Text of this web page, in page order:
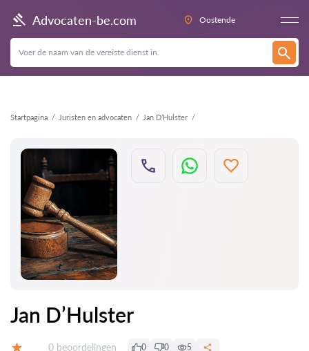
Advocaten-be.com Oostende
Startpagina Juristen en advocaten Jan D’Hulster
Terug
Jan D’Hulster
Beoordelingen:
0 beoordelingen 0 0 5